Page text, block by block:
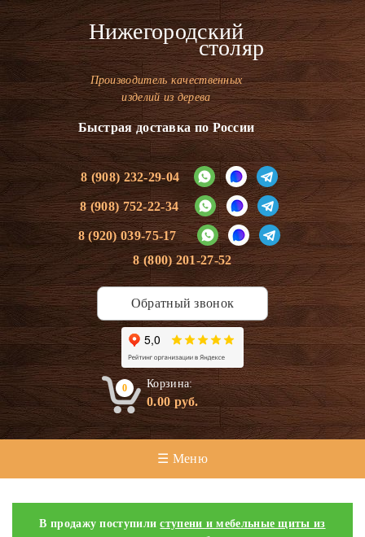
Нижегородский
столяр
Производитель качественных
изделий из дерева
Быстрая доставка по России
8 (908) 232-29-04
8 (908) 752-22-34
8 (920) 039-75-17
8 (800) 201-27-52
Обратный звонок
0 Корзина:
0.00руб.
☰ Меню
В продажу поступилиступени и мебельные щиты из